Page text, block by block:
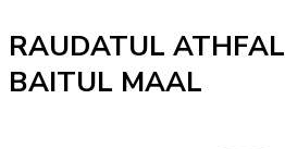
RAUDATUL ATHFAL
BAITUL MAAL